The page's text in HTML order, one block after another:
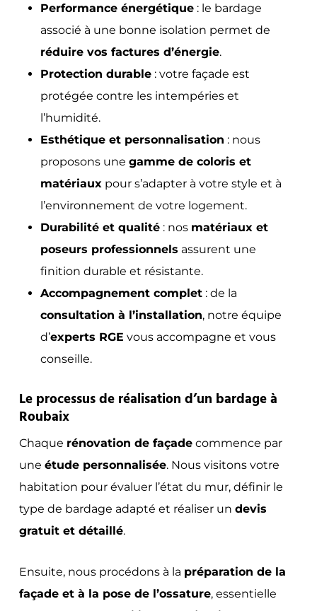
Performance énergétique: le bardage
associé à une bonne isolation permet de
réduire vos factures d’énergie.
Protection durable: votre façade est
protégée contre les intempéries et
l’humidité.
Esthétique et personnalisation : nous
proposons une gamme de coloris et
matériauxpour s’adapter à votre style et à
l’environnement de votre logement.
Durabilité et qualité: nos matériaux et
poseurs professionnels assurent une
finition durable et résistante.
Accompagnement complet: de la
consultation à l’installation, notre équipe
d’experts RGE vous accompagne et vous
conseille.
Le processus de réalisation d’un bardage à
Roubaix
Chaque rénovation de façadecommence par
une étude personnalisée. Nous visitons votre
habitation pour évaluer l’état du mur, définir le
type de bardage adapté et réaliser un devis
gratuit et détaillé.
Ensuite, nous procédons à la préparation de la
façade et à la pose de l’ossature, essentielle